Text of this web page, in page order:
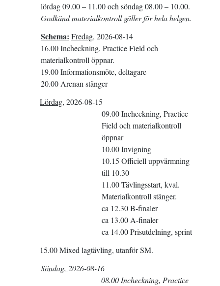
lördag 09.00 – 11.00 och söndag 08.00 – 10.00.
Godkänd materialkontroll gäller för hela helgen.
Schema: Fredag, 2026-08-14
16.00 Incheckning, Practice Field och
materialkontroll öppnar.
19.00 Informationsmöte, deltagare
20.00 Arenan stänger
Lördag, 2026-08-15
09.00 Incheckning, Practice
Field och materialkontroll
öppnar
10.00 Invigning
10.15 Officiell uppvärmning
till 10.30
11.00 Tävlingsstart, kval.
Materialkontroll stänger.
ca 12.30 B-finaler
ca 13.00 A-finaler
ca 14.00 Prisutdelning, sprint
15.00 Mixed lagtävling, utanför SM.
Söndag, 2026-08-16
08.00 Incheckning, Practice